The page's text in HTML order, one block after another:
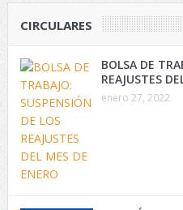
CIRCULARES
BOLSA DE
REAJUSTES
enero 27, 2022